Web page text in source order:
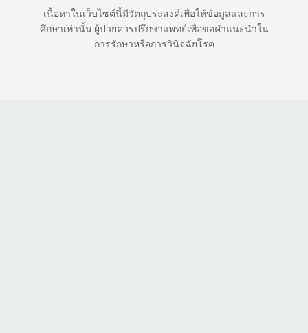
เนื้อหาในเว็บไซต์นี้มีวัตถุประสงค์เพื่อให้ข้อมูลและการ
ศึกษาเท่านั้น ผู้ป่วยควรปรึกษาแพทย์เพื่อขอคำแนะนำใน
การรักษาหรือการวินิจฉัยโรค